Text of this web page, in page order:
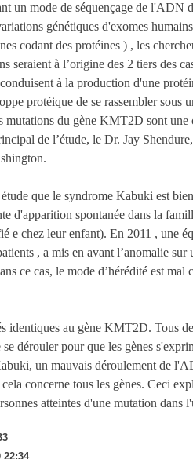
un mode de séquençage de l'ADN
génétiques d'exomes
codant des protéines ) , les
seraient à l’origine des 2 tiers des
à la production d'une
protéique de se rassembler sous
mutations du gène KMT2D sont une
de l’étude, le Dr. Jay
que le syndrome Kabuki est
d'apparition spontanée dans la
e chez leur enfant). En 2011 , une
, a mis en avant l’anomalie
ce cas, le mode d’hérédité est mal
identiques au gène KMT2D. Tous
dérouler pour que les gènes
un mauvais déroulement de
concerne tous les gènes. Ceci
atteintes d'une mutation dans
22:34